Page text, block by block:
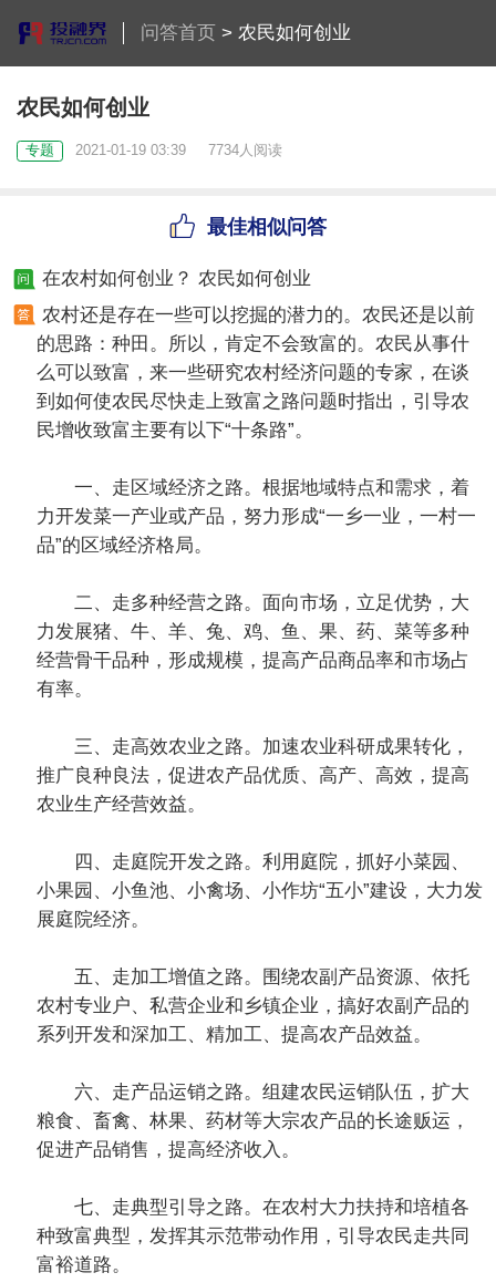
问答首页> 农民如何创业
农民如何创业
专题 2021-01-19 03:39 7734人阅读
最佳相似问答
在农村如何创业？ 农民如何创业
农村还是存在一些可以挖掘的潜力的。农民还是以前
的思路：种田。所以，肯定不会致富的。农民从事什
么可以致富，来一些研究农村经济问题的专家，在谈
到如何使农民尽快走上致富之路问题时指出，引导农
民增收致富主要有以下“十条路”。
一、走区域经济之路。根据地域特点和需求，着
力开发菜一产业或产品，努力形成“一乡一业，一村一
品”的区域经济格局。
二、走多种经营之路。面向市场，立足优势，大
力发展猪、牛、羊、兔、鸡、鱼、果、药、菜等多种
经营骨干品种，形成规模，提高产品商品率和市场占
有率。
三、走高效农业之路。加速农业科研成果转化，
推广良种良法，促进农产品优质、高产、高效，提高
农业生产经营效益。
四、走庭院开发之路。利用庭院，抓好小菜园、
小果园、小鱼池、小禽场、小作坊“五小”建设，大力发
展庭院经济。
五、走加工增值之路。围绕农副产品资源、依托
农村专业户、私营企业和乡镇企业，搞好农副产品的
系列开发和深加工、精加工、提高农产品效益。
六、走产品运销之路。组建农民运销队伍，扩大
粮食、畜禽、林果、药材等大宗农产品的长途贩运，
促进产品销售，提高经济收入。
七、走典型引导之路。在农村大力扶持和培植各
种致富典型，发挥其示范带动作用，引导农民走共同
富裕道路。